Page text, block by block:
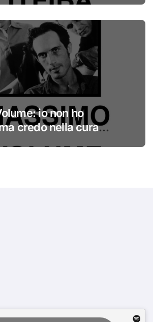
io non ho
credo nella cura